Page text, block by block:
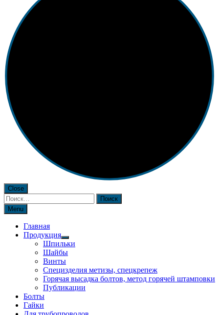
Close
Найти:
Menu
Главная
Продукция
Шпильки
Шайбы
Винты
Специзделия метизы, cпецкрепеж
Горячая высадка болтов, метод горячей штамповки
Публикации
Болты
Гайки